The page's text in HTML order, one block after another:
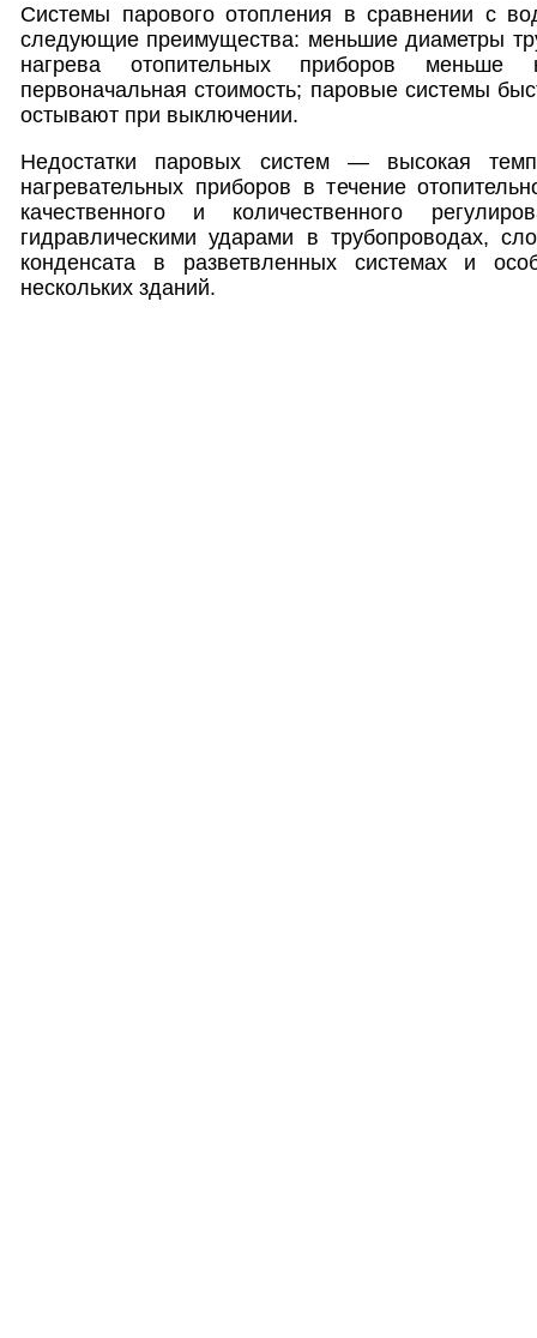
Системы парового отопления в сравнении с
следующие преимущества: меньшие диаметры
нагрева отопительных приборов
первоначальная стоимость; паровые системы
остывают при выключении.
Недостатки паровых систем — высокая
нагревательных приборов в течение
качественного и количественного
гидравлическими ударами в трубопроводах,
конденсата в разветвленных системах и
нескольких зданий.